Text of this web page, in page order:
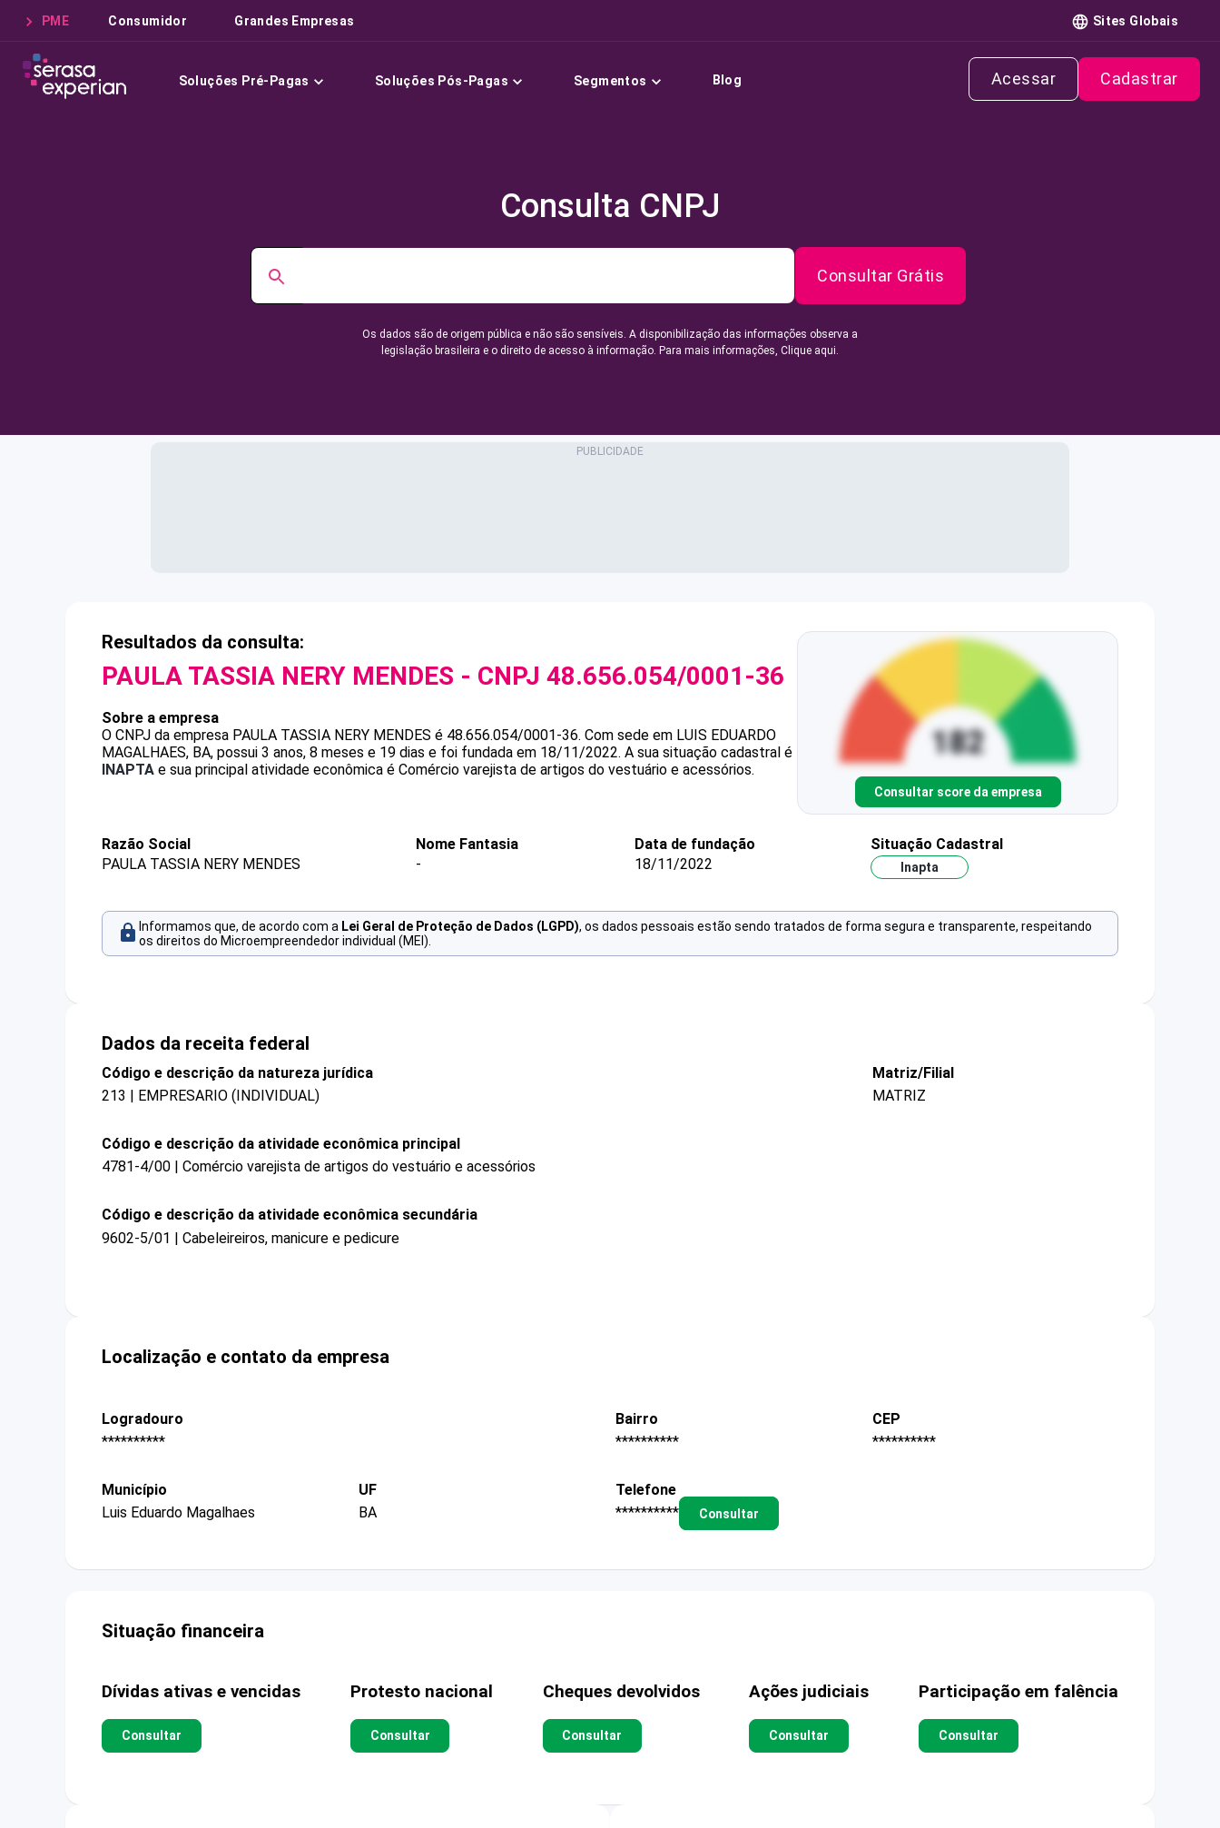
PME Consumidor Grandes Empresas Sites Globais
Soluções Pré-Pagas Soluções Pós-Pagas Segmentos Blog Acessar Cadastrar
Consulta CNPJ
Consultar Grátis
Os dados são de origem pública e não são sensíveis. A disponibilização das informações observa a
legislação brasileira e o direito de acesso à informação. Para mais informações, Clique aqui.
Resultados da consulta:
PAULA TASSIA NERY MENDES - CNPJ 48.656.054/0001-36
Sobre a empresa
O CNPJ da empresa PAULA TASSIA NERY MENDES é 48.656.054/0001-36. Com sede em LUIS EDUARDO
MAGALHAES, BA, possui 3 anos, 8 meses e 19 dias e foi fundada em 18/11/2022. A sua situação cadastral é
INAPTA e sua principal atividade econômica é Comércio varejista de artigos do vestuário e acessórios.
Consultar score da empresa
Razão Social
PAULA TASSIA NERY MENDES
Nome Fantasia
-
Data de fundação
18/11/2022
Situação Cadastral
Inapta
Informamos que, de acordo com a Lei Geral de Proteção de Dados (LGPD), os dados pessoais estão sendo tratados de forma segura e transparente, respeitando
os direitos do Microempreendedor individual (MEI).
Dados da receita federal
Código e descrição da natureza jurídica
213 | EMPRESARIO (INDIVIDUAL)
Matriz/Filial
MATRIZ
Código e descrição da atividade econômica principal
4781-4/00 | Comércio varejista de artigos do vestuário e acessórios
Código e descrição da atividade econômica secundária
9602-5/01 | Cabeleireiros, manicure e pedicure
Localização e contato da empresa
Logradouro
**********
Bairro
**********
CEP
**********
Município
Luis Eduardo Magalhaes
UF
BA
Telefone
**********
Consultar
Situação financeira
Dívidas ativas e vencidas
Consultar
Protesto nacional
Consultar
Cheques devolvidos
Consultar
Ações judiciais
Consultar
Participação em falência
Consultar